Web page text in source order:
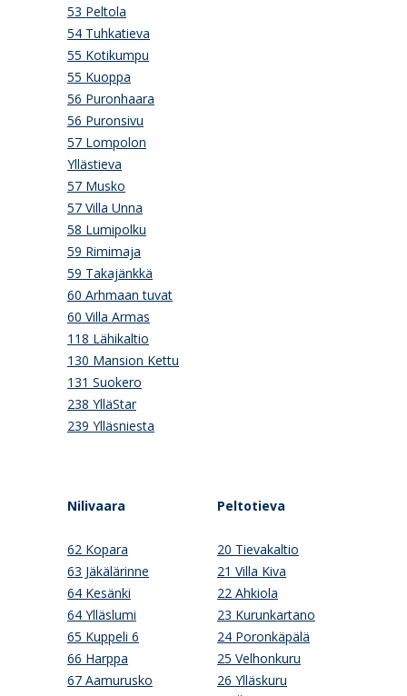
53 Peltola
54 Tuhkatieva
55 Kotikumpu
55 Kuoppa
56 Puronhaara
56 Puronsivu
57 Lompolon
Yllästieva
57 Musko
57 Villa Unna
58 Lumipolku
59 Rimimaja
59 Takajänkkä
60 Arhmaan tuvat
60 Villa Armas
118 Lähikaltio
130 Mansion Kettu
131 Suokero
238 YlläStar
239 Ylläsniesta
Nilivaara
62 Kopara
63 Jäkälärinne
64 Kesänki
64 Ylläslumi
65 Kuppeli 6
66 Harppa
67 Aamurusko
Peltotieva
20 Tievakaltio
21 Villa Kiva
22 Ahkiola
23 Kurunkartano
24 Poronkäpälä
25 Velhonkuru
26 Ylläskuru